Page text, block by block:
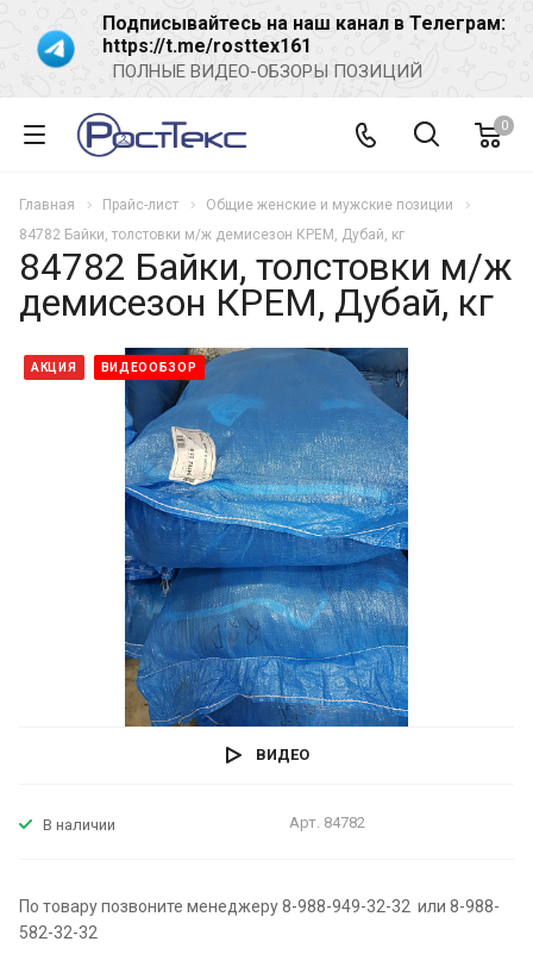
Подписывайтесь на наш канал в Телеграм:
https://t.me/rosttex161
ПОЛНЫЕ ВИДЕО-ОБЗОРЫ ПОЗИЦИЙ
0
Главная Прайс-лист
Общие женские и мужские позиции
84782 Байки, толстовки м/ж демисезон КРЕМ, Дубай, кг
84782 Байки, толстовки м/ж
демисезон КРЕМ, Дубай, кг
АКЦИЯ ВИДЕООБЗОР
ВИДЕО
В наличии Арт. 84782
По товару позвоните менеджеру 8-988-949-32-32 или 8-988-
582-32-32